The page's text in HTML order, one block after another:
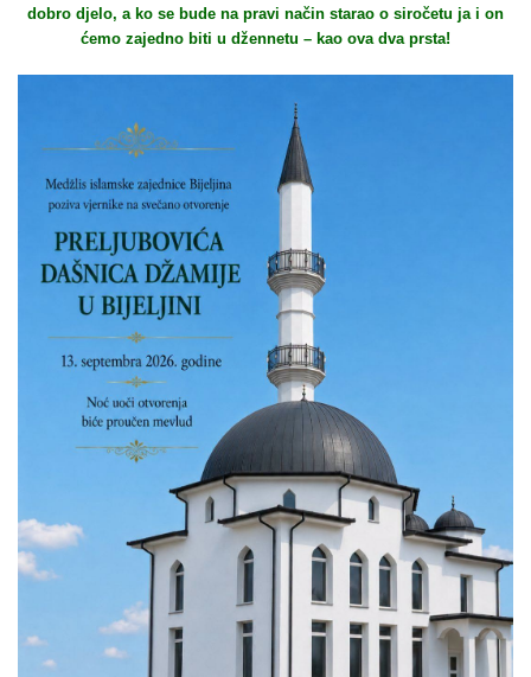
dobro djelo, a ko se bude na pravi način starao o siročetu ja i on
ćemo zajedno biti u džennetu – kao ova dva prsta!